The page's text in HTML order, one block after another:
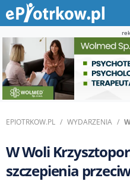
EPIOTRKOW.PL WYDARZENIA
W Woli
szczepienia